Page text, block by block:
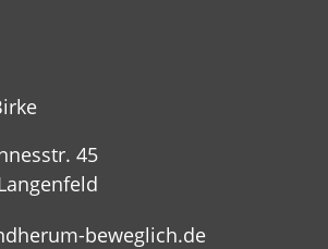
45
beweglich.de